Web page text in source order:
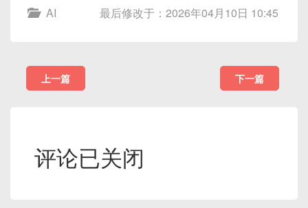
AI 最后修改于：2026年04月10日 10:45
上一篇 下一篇
评论已关闭